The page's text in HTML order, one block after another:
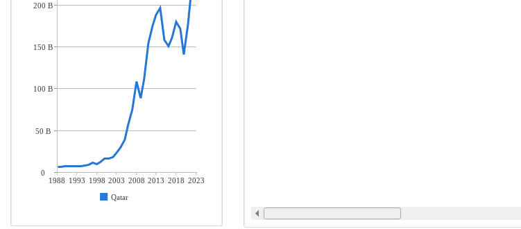
1988 1993 1998 2003 2008 2013 2018 2023
Qatar
200 B
150 B
100 B
50 B
0